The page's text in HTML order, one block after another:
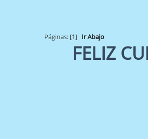
Páginas: [1] Ir Abajo
FELIZ